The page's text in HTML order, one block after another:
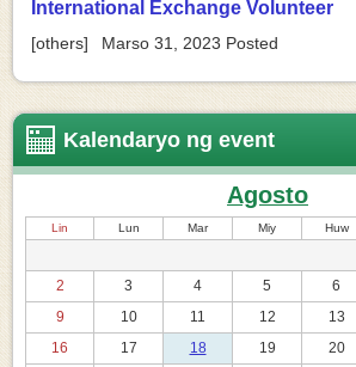
International Exchange Volunteer
[others] Marso 31, 2023 Posted
Kalendaryo ng event
Agosto
Lin Lun Mar Miy Huw
2
3 4 5 6
9
10 11 12 13
16
17 18 19 20